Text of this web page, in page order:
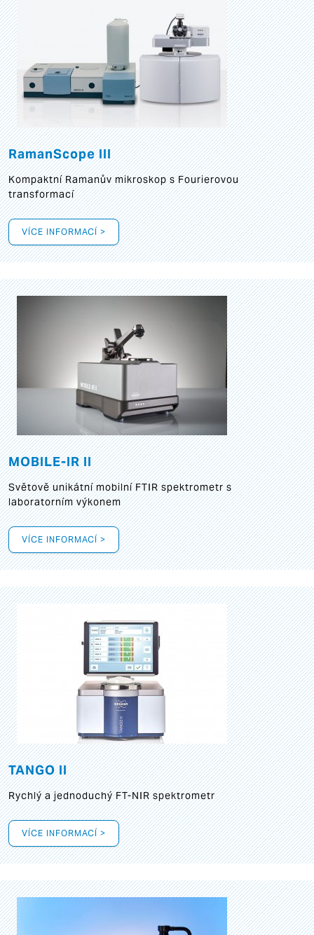
RamanScope III
Kompaktní Ramanův mikroskop s Fourierovou
transformací
VÍCE INFORMACÍ >
MOBILE-IR II
Světově unikátní mobilní FTIR spektrometr s
laboratorním výkonem
VÍCE INFORMACÍ >
TANGO II
Rychlý a jednoduchý FT-NIR spektrometr
VÍCE INFORMACÍ >